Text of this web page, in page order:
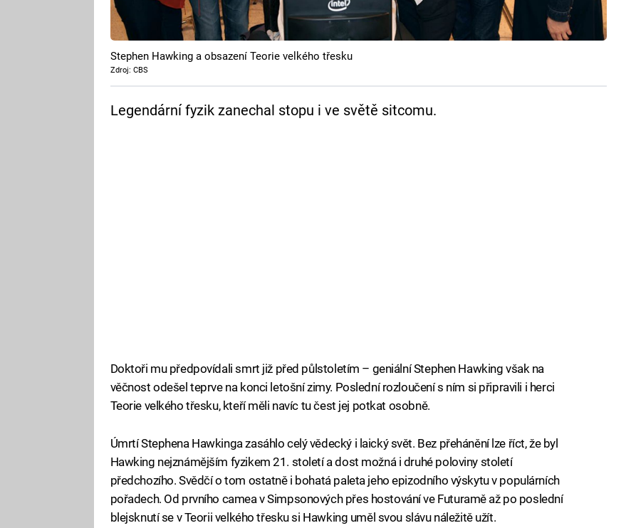
Stephen Hawking a obsazení Teorie velkého třesku
Zdroj: CBS
Legendární fyzik zanechal stopu i ve světě sitcomu.
Doktoři mu předpovídali smrt již před půlstoletím – geniální Stephen Hawking však na
věčnost odešel teprve na konci letošní zimy. Poslední rozloučení s ním si připravili i herci
Teorie velkého třesku, kteří měli navíc tu čest jej potkat osobně.
Úmrtí Stephena Hawkinga zasáhlo celý vědecký i laický svět. Bez přehánění lze říct, že byl
Hawking nejznámějším fyzikem 21. století a dost možná i druhé poloviny století
předchozího. Svědčí o tom ostatně i bohatá paleta jeho epizodního výskytu v populárních
pořadech. Od prvního camea v Simpsonových přes hostování ve Futuramě až po poslední
blejsknutí se v Teorii velkého třesku si Hawking uměl svou slávu náležitě užít.